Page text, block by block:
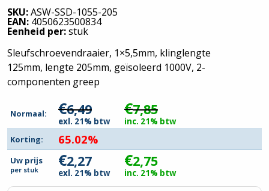
SKU:ASW-SSD-1055-205
EAN: 4050623500834
Eenheid per:stuk
Sleufschroevendraaier, 1×5,5mm, klinglengte
125mm, lengte 205mm, geïsoleerd 1000V, 2-
componenten greep
Normaal: €6,49
exl. 21% btw
€7,85
inc. 21% btw
Korting:
65.02%
Uw prijs
per stuk €2,27
exl. 21% btw
€2,75
inc. 21% btw